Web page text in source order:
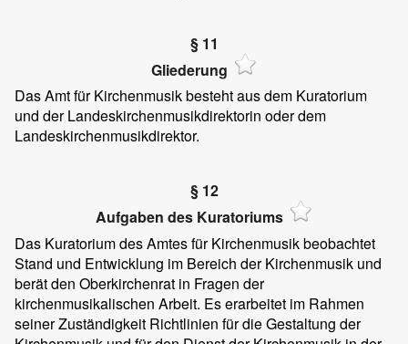
§ 11
Gliederung
Das Amt für Kirchenmusik besteht aus dem Kuratorium
und der Landeskirchenmusikdirektorin oder dem
Landeskirchenmusikdirektor.
§ 12
Aufgaben des Kuratoriums
Das Kuratorium des Amtes für Kirchenmusik beobachtet
Stand und Entwicklung im Bereich der Kirchenmusik und
berät den Oberkirchenrat in Fragen der
kirchenmusikalischen Arbeit. Es erarbeitet im Rahmen
seiner Zuständigkeit Richtlinien für die Gestaltung der